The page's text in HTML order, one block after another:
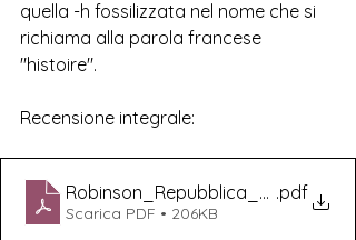
quella -h fossilizzata nel nome che si
richiama alla parola francese
"histoire".
Recensione integrale:
.pdf
Scarica PDF • 206KB